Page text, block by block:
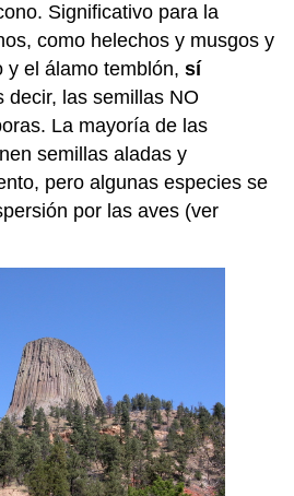
Significativo para la
como helechos y musgos y
y el álamo temblón,sí
decir, las semillas NO
La mayoría de las
semillas aladas y
pero algunas especies se
por las aves (ver